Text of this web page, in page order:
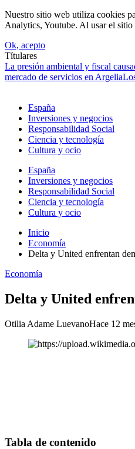
Nuestro sitio web utiliza cookies
Analytics, Youtube. Al usar el sitio
Ok, acepto
Títulares
La presión ambiental y fiscal
mercado de servicios en Argelia
España
Inversiones y negocios
Responsabilidad Social
Ciencia y tecnología
Cultura y ocio
España
Inversiones y negocios
Responsabilidad Social
Ciencia y tecnología
Cultura y ocio
Inicio
Economía
Delta y United enfrentan
Economía
Delta y United
Otilia Adame LuevanoHace 12
Tabla de contenido